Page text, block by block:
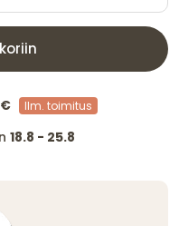
Ilm. toimitus
18.8 - 25.8